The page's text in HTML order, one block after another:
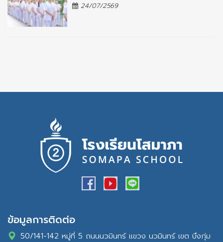
24/07/2569
ข้อมูลการติดต่อ
50/141-142 หมู่ที่ 5 ถนนนวมินทร์ แขวง นวมินทร์ เขต บึงกุ่ม